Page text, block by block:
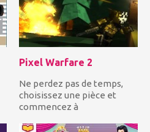
Pixel Warfare 2
Ne perdez pas de temps,
choisissez une pièce et
commencez à